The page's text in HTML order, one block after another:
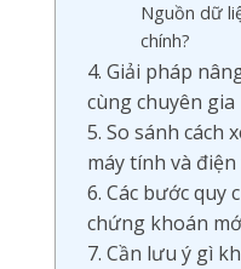
Nguồn dữ
chính?
4. Giải pháp
cùng chuyên gia
5. So sánh cách
máy tính và điện
6. Các bước quy
chứng khoán
7. Cần lưu ý gì